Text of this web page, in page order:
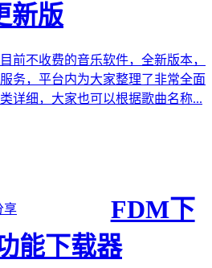
新版
前不收费的音乐软件，全新版本，
务，平台内为大家整理了非常全面
详细，大家也可以根据歌曲名称...
享
FDM下
能下载器